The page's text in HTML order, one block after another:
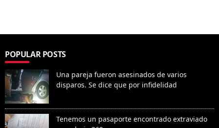
POPULAR POSTS
Una pareja fueron asesinados de varios
disparos. Se dice que por infidelidad
Tenemos un pasaporte encontrado extraviado